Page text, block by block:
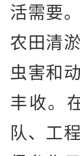
活需要
农田清
虫害和
丰收。
队、工